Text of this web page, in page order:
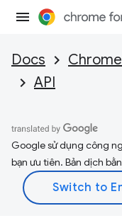
Docs
API
Google sử dụng công
bạn ưu tiên. Bản dịch